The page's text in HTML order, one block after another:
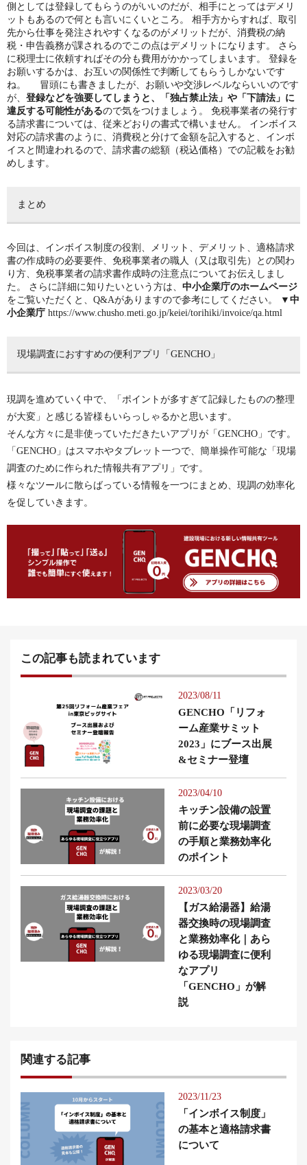
側としては登録してもらうのがいいのだが、相手にとってはデメリ
ットもあるので何とも言いにくいところ。
相手方からすれば、取引
先から仕事を発注されやすくなるのがメリットだが、消費税の納
税・申告義務が課されるのでこの点はデメリットになります。
さら
に税理士に依頼すればその分も費用がかかってしまいます。
登録を
お願いするかは、お互いの関係性で判断してもらうしかないです
ね。
冒頭にも書きましたが、お願いや交渉レベルならいいのです
が、 登録などを強要してしまうと、「独占禁止法」や「下請法」に
違反する可能性があるので気をつけましょう。
免税事業者の発行す
る請求書については、従来どおりの書式で構いません。
インボイス
対応の請求書のように、消費税と分けて金額を記入すると、インボ
イスと間違われるので、請求書の総額（税込価格）での記載をお勧
めします。
まとめ
今回は、インボイス制度の役割、メリット、デメリット、適格請求
書の作成時の必要要件、免税事業者の職人（又は取引先）との関わ
り方、免税事業者の請求書作成時の注意点についてお伝えしまし
た。
さらに詳細に知りたいという方は、 中小企業庁のホームページ
をご覧いただくと、Q&Aがありますので参考にしてください。
▼中
小企業庁 https://www.chusho.meti.go.jp/keiei/torihiki/invoice/qa.html
現場調査におすすめの便利アプリ「GENCHO」
現調を進めていく中で、「ポイントが多すぎて記録したものの整理
が大変」と感じる皆様もいらっしゃるかと思います。
そんな方々に是非使っていただきたいアプリが「GENCHO」です。
「GENCHO」はスマホやタブレット一つで、簡単操作可能な「現場
調査のために作られた情報共有アプリ」です。
様々なツールに散らばっている情報を一つにまとめ、現調の効率化
を促していきます。
この記事も読まれています
2023/08/11
GENCHO「リフォ
ーム産業サミット
2023」にブース出展
&セミナー登壇
2023/04/10
キッチン設備の設置
前に必要な現場調査
の手順と業務効率化
のポイント
2023/03/20
【ガス給湯器】給湯
器交換時の現場調査
と業務効率化｜あら
ゆる現場調査に便利
なアプリ
「GENCHO」が解
説
関連する記事
2023/11/23
「インボイス制度」
の基本と適格請求書
について